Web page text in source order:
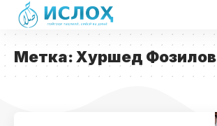
Метка: Хуршед Фозилов